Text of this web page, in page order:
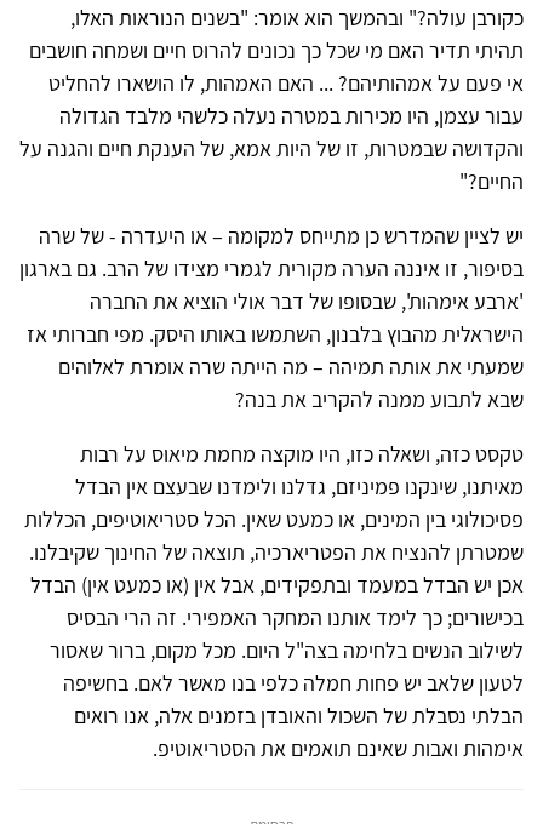
כקורבן עולה?" ובהמשך הוא אומר: "בשנים הנוראות האלו,
תהיתי תדיר האם מי שכל כך נכונים להרוס חיים ושמחה חושבים
אי פעם על אמהותיהם? ... האם האמהות, לו הושארו להחליט
עבור עצמן, היו מכירות במטרה נעלה כלשהי מלבד הגדולה
והקדושה שבמטרות, זו של היות אמא, של הענקת חיים והגנה על
החיים?"
יש לציין שהמדרש כן מתייחס למקומה – או היעדרה - של שרה
בסיפור, זו איננה הערה מקורית לגמרי מצידו של הרב. גם בארגון
'ארבע אימהות', שבסופו של דבר אולי הוציא את החברה
הישראלית מהבוץ בלבנון, השתמשו באותו היסק. מפי חברותי אז
שמעתי את אותה תמיהה – מה הייתה שרה אומרת לאלוהים
שבא לתבוע ממנה להקריב את בנה?
טקסט כזה, ושאלה כזו, היו מוקצה מחמת מיאוס על רבות
מאיתנו, שינקנו פמיניזם, גדלנו ולימדנו שבעצם אין הבדל
פסיכולוגי בין המינים, או כמעט שאין. הכל סטריאוטיפים, הכללות
שמטרתן להנציח את הפטריארכיה, תוצאה של החינוך שקיבלנו.
אכן יש הבדל במעמד ובתפקידים, אבל אין (או כמעט אין) הבדל
בכישורים; כך לימד אותנו המחקר האמפירי. זה הרי הבסיס
לשילוב הנשים בלחימה בצה"ל היום. מכל מקום, ברור שאסור
לטעון שלאב יש פחות חמלה כלפי בנו מאשר לאם. בחשיפה
הבלתי נסבלת של השכול והאובדן בזמנים אלה, אנו רואים
אימהות ואבות שאינם תואמים את הסטריאוטיפ.